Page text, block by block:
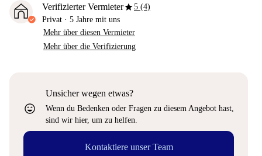
Verifizierter Vermieterstar5 (4)
Privat · 5 Jahre mit uns
Mehr über diesen Vermieter
Mehr über die Verifizierung
sentiment_very_satisfied
Unsicher wegen etwas?
Wenn du Bedenken oder Fragen zu diesem Angebot hast,
sind wir hier, um zu helfen.
Kontaktiere unser Team